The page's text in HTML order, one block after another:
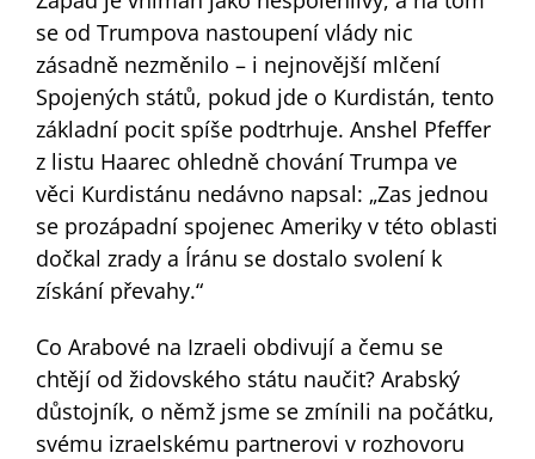
se od Trumpova nastoupení vlády nic
zásadně nezměnilo – i nejnovější mlčení
Spojených států, pokud jde o Kurdistán, tento
základní pocit spíše podtrhuje. Anshel Pfeffer
z listu Haarec ohledně chování Trumpa ve
věci Kurdistánu nedávno napsal: „Zas jednou
se prozápadní spojenec Ameriky v této oblasti
dočkal zrady a Íránu se dostalo svolení k
získání převahy.“
Co Arabové na Izraeli obdivují a čemu se
chtějí od židovského státu naučit? Arabský
důstojník, o němž jsme se zmínili na počátku,
svému izraelskému partnerovi v rozhovoru